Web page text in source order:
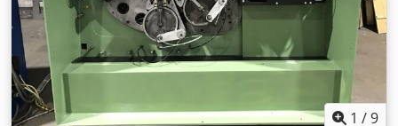
1 /9